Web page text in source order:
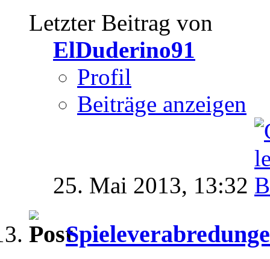
Letzter Beitrag von
ElDuderino91
Profil
Beiträge anzeigen
25. Mai 2013, 13:32